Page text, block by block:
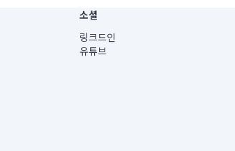
소셜
링크드인
유튜브